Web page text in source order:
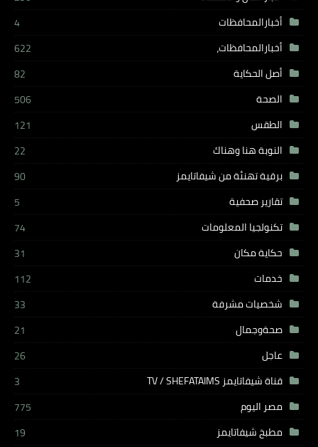
أخبارالمحافظات
4
أخبارالمحافظات،
622
أصل الحكاية
82
الصحة
506
الطقس
121
النوبة هنا وهناك
22
برقية تهنئة من شيفاتايمز
90
تقارير صحفية
5
تكنولجيا المعلومات
74
حكاية مكان
31
خدمات
112
شخصيات مشرفة
33
صحةوجمال
21
عاجل
26
قناة شيفاتايمز TV / SHEFATAIMS
3
مصر اليوم
775
مطبخ شيفاتايمز
19